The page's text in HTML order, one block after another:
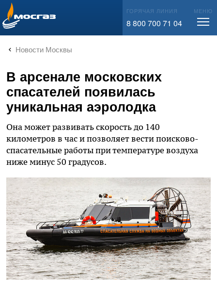
info@mos-gaz.ru ГОРЯЧАЯ ЛИНИЯ
8 800 700 71 04
МЕНЮ
Новости Москвы
В арсенале московских
спасателей появилась
уникальная аэролодка
Она может развивать скорость до 140
километров в час и позволяет вести поисково-
спасательные работы при температуре воздуха
ниже минус 50 градусов.